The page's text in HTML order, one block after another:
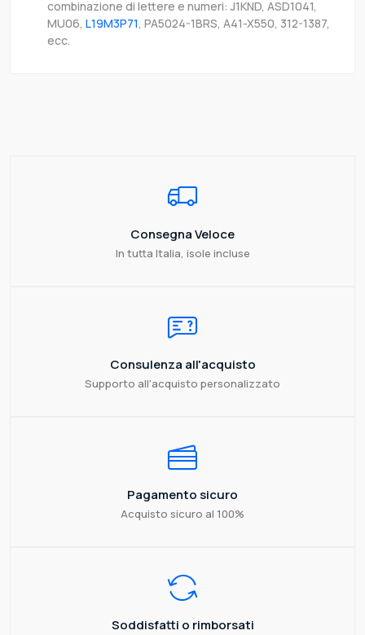
combinazione di lettere e numeri: J1KND, ASD1041,
MU06, L19M3P71, PA5024-1BRS, A41-X550, 312-1387,
ecc.
Consegna Veloce
In tutta Italia, isole incluse
Consulenza all'acquisto
Supporto all'acquisto personalizzato
Pagamento sicuro
Acquisto sicuro al 100%
Soddisfatti o rimborsati